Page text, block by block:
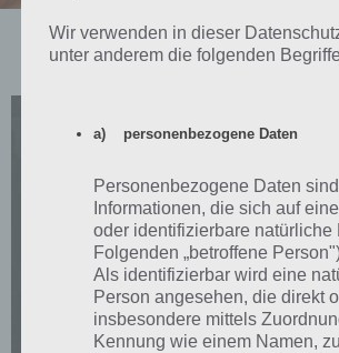
TUTORIALS FÜR EUER
TUTORIALS
Wir verwenden in dieser
unter anderem die folgenden
a) personenbezogene Daten
Personenbezogene Daten
Informationen, die sich auf
oder identifizierbare natürliche
Folgenden „betroffene
Als identifizierbar wird eine
Person angesehen, die direkt
insbesondere mittels
Kennung wie einem Namen,